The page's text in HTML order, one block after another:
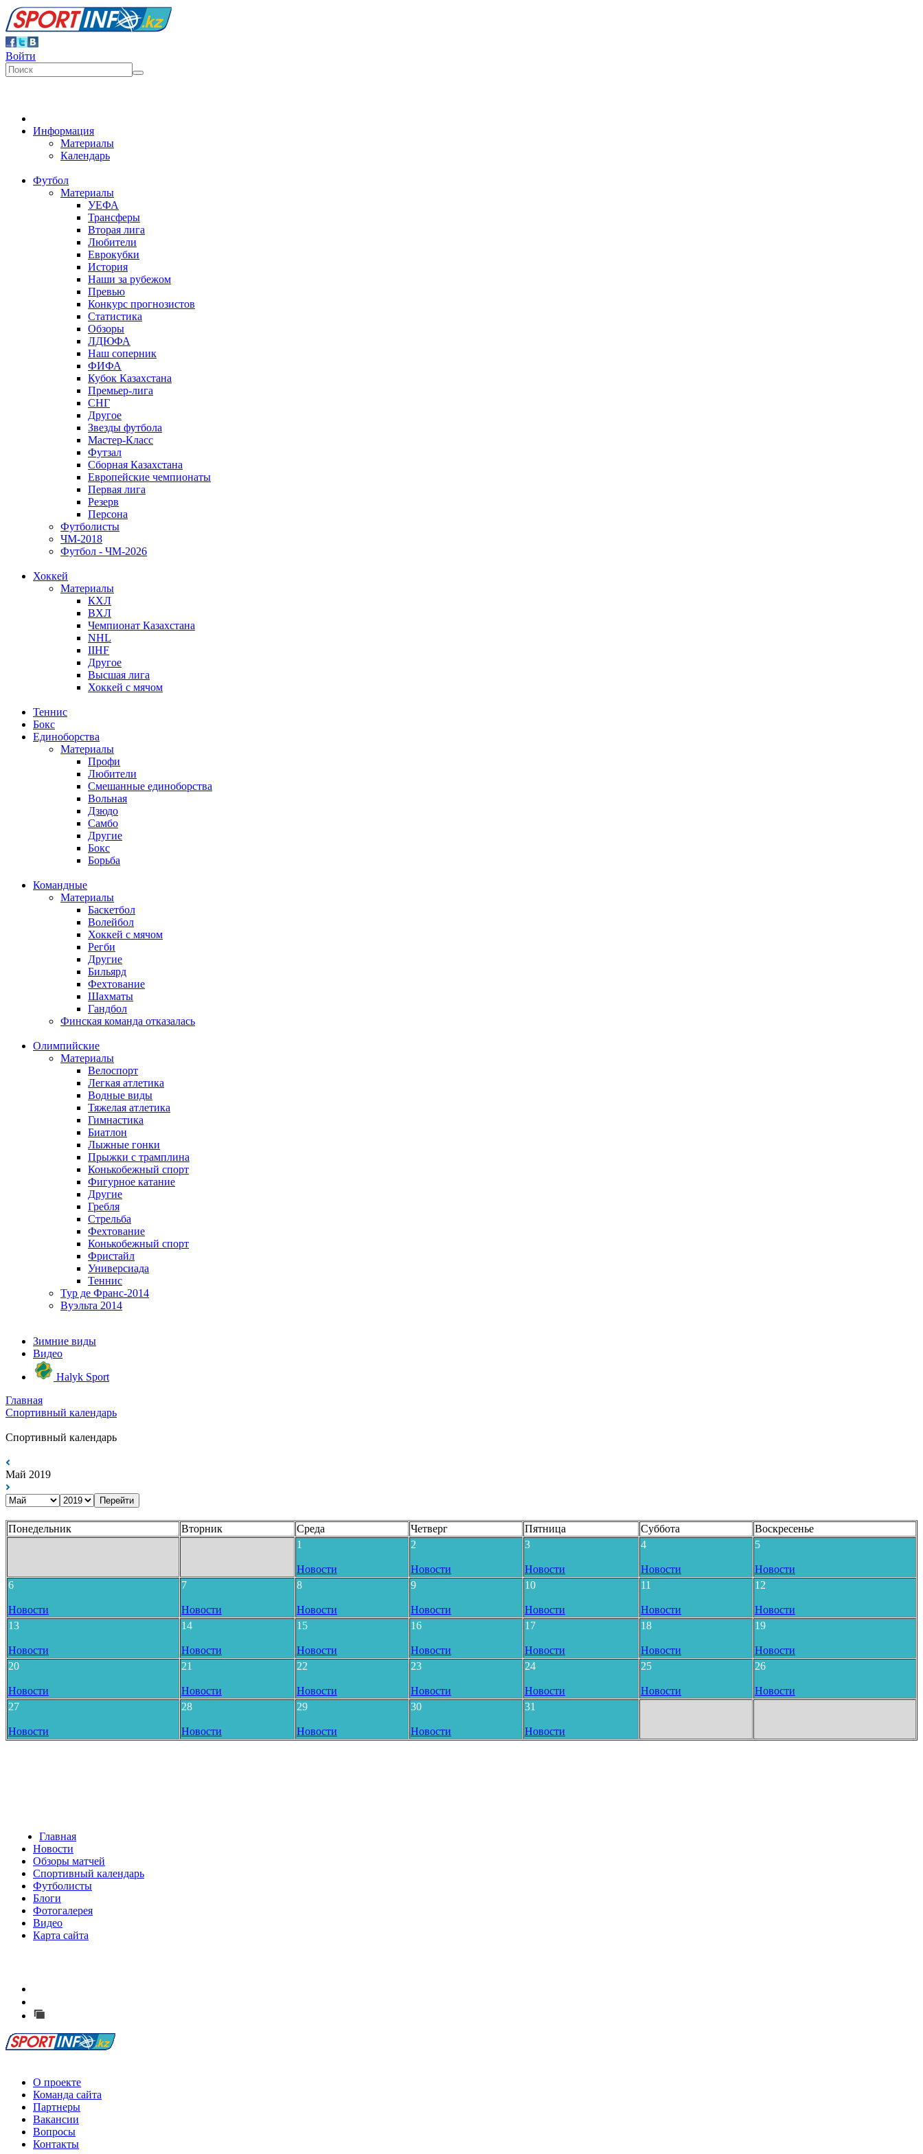
Войти
Информация
Материалы
Календарь
Футбол
Материалы
УЕФА
Трансферы
Вторая лига
Любители
Еврокубки
История
Наши за рубежом
Превью
Конкурс прогнозистов
Статистика
Обзоры
ЛДЮФА
Наш соперник
ФИФА
Кубок Казахстана
Премьер-лига
СНГ
Другое
Звезды футбола
Мастер-Класс
Футзал
Сборная Казахстана
Европейские чемпионаты
Первая лига
Резерв
Персона
Футболисты
ЧМ-2018
Футбол - ЧМ-2026
Хоккей
Материалы
КХЛ
ВХЛ
Чемпионат Казахстана
NHL
IIHF
Другое
Высшая лига
Хоккей с мячом
Теннис
Бокс
Единоборства
Материалы
Профи
Любители
Смешанные единоборства
Вольная
Дзюдо
Самбо
Другие
Бокс
Борьба
Командные
Материалы
Баскетбол
Волейбол
Хоккей с мячом
Регби
Другие
Бильярд
Фехтование
Шахматы
Гандбол
Финская команда отказалась
Олимпийские
Материалы
Велоспорт
Легкая атлетика
Водные виды
Тяжелая атлетика
Гимнастика
Биатлон
Лыжные гонки
Прыжки с трамплина
Конькобежный спорт
Фигурное катание
Другие
Гребля
Стрельба
Фехтование
Конькобежный спорт
Фристайл
Универсиада
Теннис
Тур де Франс-2014
Вуэльта 2014
Зимние виды
Видео
Halyk Sport
Главная
Спортивный календарь
Спортивный календарь
Май 2019
Перейти
Понедельник Вторник Среда Четверг Пятница Суббота
Воскресенье
1
Новости
2
Новости
3
Новости
4
Новости
5
Новости
6
Новости
7
Новости
8
Новости
9
Новости
10
Новости
11
Новости
12
Новости
13
Новости
14
Новости
15
Новости
16
Новости
17
Новости
18
Новости
19
Новости
20
Новости
21
Новости
22
Новости
23
Новости
24
Новости
25
Новости
26
Новости
27
Новости
28
Новости
29
Новости
30
Новости
31
Новости
Главная
Новости
Обзоры матчей
Спортивный календарь
Футболисты
Блоги
Фотогалерея
Видео
Карта сайта
О проекте
Команда сайта
Партнеры
Вакансии
Вопросы
Контакты